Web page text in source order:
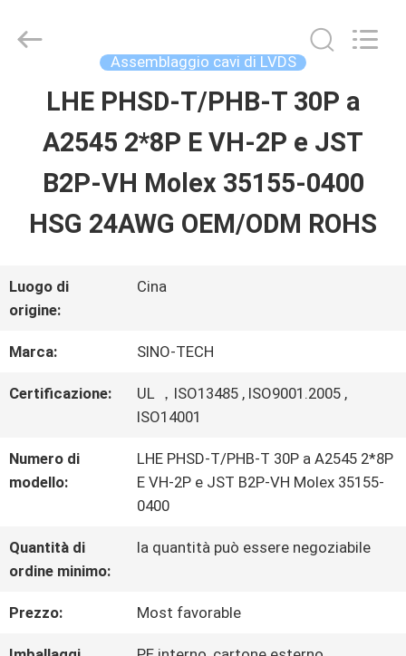
CASA.
PRODOTTI
VIDEO
SU
DI
NOI
VISITA
DELLA
FABBRICA
CONTROLLO
DELLA
Media
Assemblaggio cavi di LVDS
LHE PHSD-T/PHB-T 30P a
A2545 2*8P E VH-2P e JST
B2P-VH Molex 35155-0400
HSG 24AWG OEM/ODM ROHS
Luogo di
origine:
Cina
Marca: SINO-TECH
Certificazione:
UL ，ISO13485 , ISO9001.2005 ,
ISO14001
Numero di
modello:
LHE PHSD-T/PHB-T 30P a A2545 2*8P
E VH-2P e JST B2P-VH Molex 35155-
0400
Quantità di
ordine minimo:
la quantità può essere negoziabile
Prezzo: Most favorable